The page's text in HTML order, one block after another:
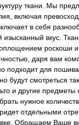
ткани. Мы
включая
в себя
изысканный вкус.
роскоши и
даря вам
подходит для
будут смотреться
и другие
нужное
отдельными
Обращаем Ваше